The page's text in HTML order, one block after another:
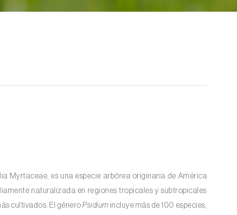
Myrtaceae, es una especie arbórea originaria de América
naturalizada en regiones tropicales y subtropicales
cultivados. El géneroPsidium incluye más de 100 especies,